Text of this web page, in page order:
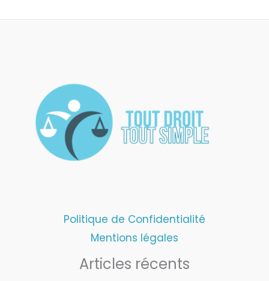
Politique de Confidentialité
Mentions légales
Articles récents